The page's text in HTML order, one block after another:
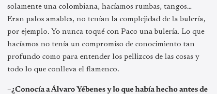
solamente una colombiana, hacíamos rumbas, tangos…
Eran palos amables, no tenían la complejidad de la bulería,
por ejemplo. Yo nunca toqué con Paco una bulería. Lo que
hacíamos no tenía un compromiso de conocimiento tan
profundo como para entender los pellizcos de las cosas y
todo lo que conlleva el flamenco.
–¿Conocía a Álvaro Yébenes y lo que había hecho antes de